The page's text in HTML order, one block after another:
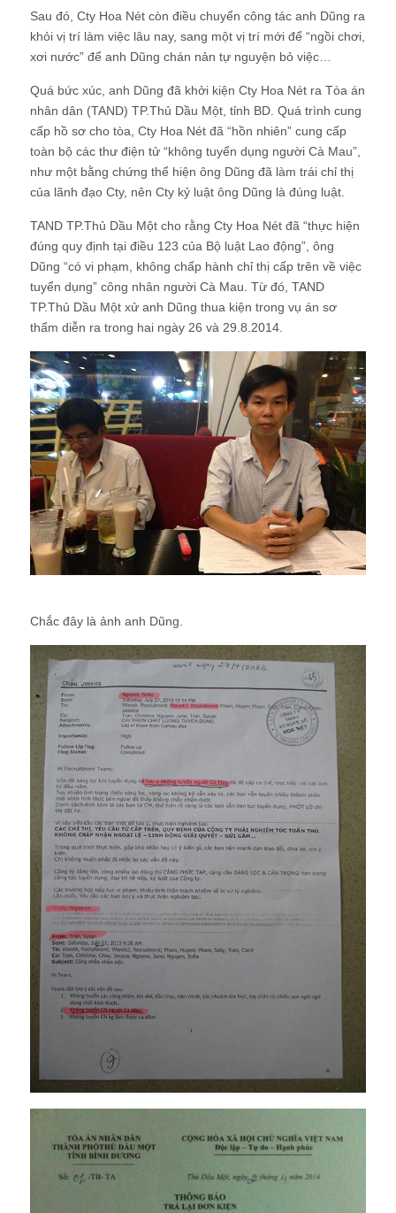
Sau đó, Cty Hoa Nét còn điều chuyển công tác anh Dũng ra
khỏi vị trí làm việc lâu nay, sang một vị trí mới để “ngồi chơi,
xơi nước” để anh Dũng chán nản tự nguyện bỏ việc…
Quá bức xúc, anh Dũng đã khởi kiện Cty Hoa Nét ra Tòa án
nhân dân (TAND) TP.Thủ Dầu Một, tỉnh BD. Quá trình cung
cấp hồ sơ cho tòa, Cty Hoa Nét đã “hồn nhiên” cung cấp
toàn bộ các thư điện tử “không tuyển dụng người Cà Mau”,
như một bằng chứng thể hiện ông Dũng đã làm trái chỉ thị
của lãnh đạo Cty, nên Cty kỷ luật ông Dũng là đúng luật.
TAND TP.Thủ Dầu Một cho rằng Cty Hoa Nét đã “thực hiện
đúng quy định tại điều 123 của Bộ luật Lao động”, ông
Dũng “có vi phạm, không chấp hành chỉ thị cấp trên về việc
tuyển dụng” công nhân người Cà Mau. Từ đó, TAND
TP.Thủ Dầu Một xử anh Dũng thua kiện trong vụ án sơ
thẩm diễn ra trong hai ngày 26 và 29.8.2014.
Chắc đây là ảnh anh Dũng.